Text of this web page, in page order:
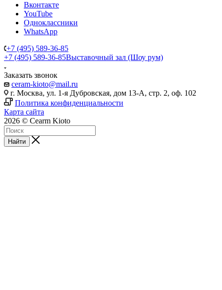
Вконтакте
YouTube
Одноклассники
WhatsApp
+7 (495) 589-36-85
+7 (495) 589-36-85Выставочный зал (Шоу рум)
Заказать звонок
ceram-kioto@mail.ru
г. Москва, ул. 1-я Дубровская, дом 13-А, стр. 2, оф. 102
Политика конфиденциальности
Карта сайта
2026 © Cearm Kioto
Найти